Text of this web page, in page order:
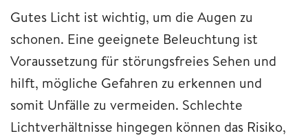
Gutes Licht ist wichtig, um die Augen zu
schonen. Eine geeignete Beleuchtung ist
Voraussetzung für störungsfreies Sehen und
hilft, mögliche Gefahren zu erkennen und
somit Unfälle zu vermeiden. Schlechte
Lichtverhältnisse hingegen können das Risiko,